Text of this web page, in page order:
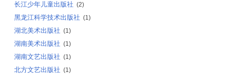
长江少年儿童出版社 (2)
黑龙江科学技术出版社 (1)
湖北美术出版社 (1)
湖南美术出版社 (1)
湖南文艺出版社 (1)
北方文艺出版社 (1)